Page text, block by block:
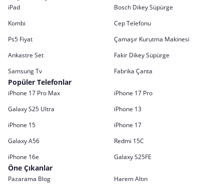
iPad
Bosch Dikey Süpürge
Kombi
Cep Telefonu
Ps5 Fiyat
Çamaşır Kurutma Makinesi
Ankastre Set
Fakir Dikey Süpürge
Samsung Tv
Fabrika Çanta
Popüler Telefonlar
iPhone 17 Pro Max
iPhone 17 Pro
Galaxy S25 Ultra
iPhone 13
iPhone 15
iPhone 17
Galaxy A56
Redmi 15C
iPhone 16e
Galaxy S25FE
Öne Çıkanlar
Pazarama Blog
Harem Altın